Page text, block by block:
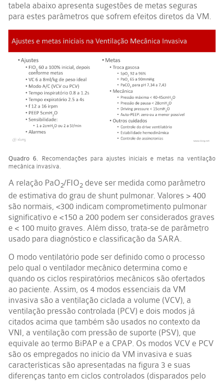
tabela abaixo apresenta sugestões de metas seguras
para estes parâmetros que sofrem efeitos diretos da VM.
Quadro 6.
Recomendações para ajustes iniciais e metas na ventilação
mecânica invasiva.
A relação PaO2/FIO2 deve ser medida como parâmetro
de estimativa do grau de shunt pulmonar. Valores > 400
são normais, <300 indicam comprometimento pulmonar
significativo e <150 a 200 podem ser considerados graves
e < 100 muito graves. Além disso, trata-se de parâmetro
usado para diagnóstico e classificação da SARA.
O modo ventilatório pode ser definido como o processo
pelo qual o ventilador mecânico determina como e
quando os ciclos respiratórios mecânicos são ofertados
ao paciente. Assim, os 4 modos essenciais da VM
invasiva são a ventilação ciclada a volume (VCV), a
ventilação pressão controlada (PCV) e dois modos já
citados acima que também são usados no contexto da
VNI, a ventilação com pressão de suporte (PSV), que
equivale ao termo BiPAP e a CPAP. Os modos VCV e PCV
são os empregados no início da VM invasiva e suas
características são apresentadas na figura 3 e suas
diferenças tanto em ciclos controlados (disparados pelo